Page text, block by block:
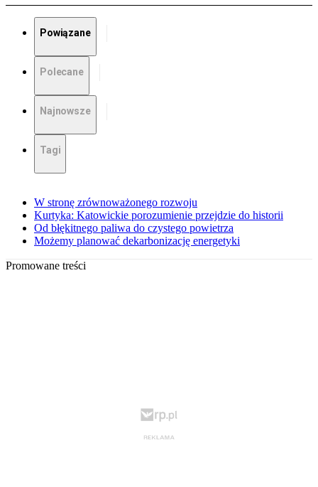
Powiązane
Polecane
Najnowsze
Tagi
W stronę zrównoważonego rozwoju
Kurtyka: Katowickie porozumienie przejdzie do historii
Od błękitnego paliwa do czystego powietrza
Możemy planować dekarbonizację energetyki
Promowane treści